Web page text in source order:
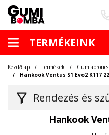
TERMÉKEINK
Rendezés és
Kezdőlap Termékek
Gumiabroncs
Hankook Ventus S1 Evo2 K117
Hankook